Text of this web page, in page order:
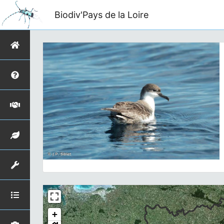
Biodiv'Pays de la Loire
+